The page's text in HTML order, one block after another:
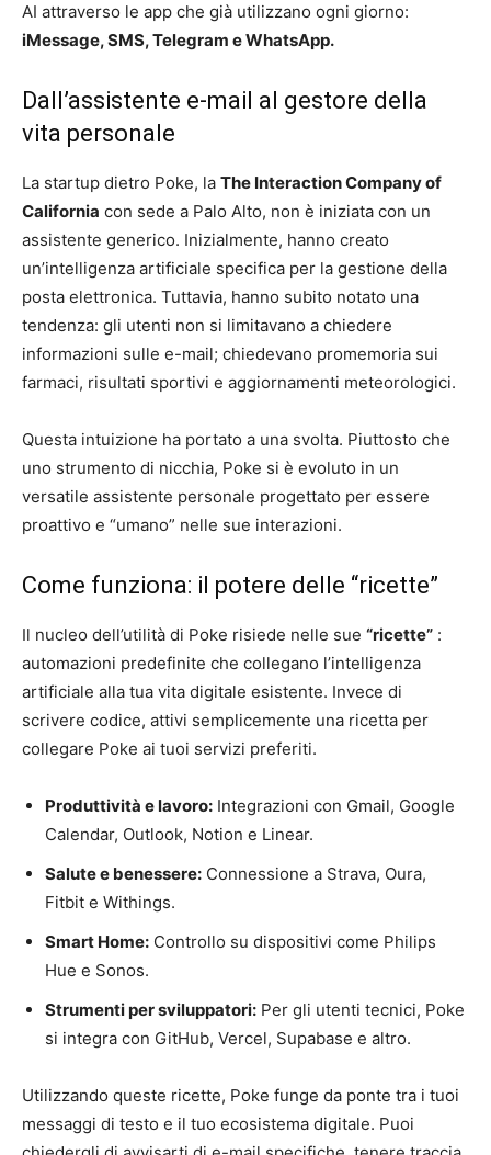
AI attraverso le app che già utilizzano ogni giorno:
iMessage, SMS, Telegram e WhatsApp.
Dall’assistente e-mail al gestore della
vita personale
La startup dietro Poke, la The Interaction Company of
California con sede a Palo Alto, non è iniziata con un
assistente generico. Inizialmente, hanno creato
un’intelligenza artificiale specifica per la gestione della
posta elettronica. Tuttavia, hanno subito notato una
tendenza: gli utenti non si limitavano a chiedere
informazioni sulle e-mail; chiedevano promemoria sui
farmaci, risultati sportivi e aggiornamenti meteorologici.
Questa intuizione ha portato a una svolta. Piuttosto che
uno strumento di nicchia, Poke si è evoluto in un
versatile assistente personale progettato per essere
proattivo e “umano” nelle sue interazioni.
Come funziona: il potere delle “ricette”
Il nucleo dell’utilità di Poke risiede nelle sue “ricette” :
automazioni predefinite che collegano l’intelligenza
artificiale alla tua vita digitale esistente. Invece di
scrivere codice, attivi semplicemente una ricetta per
collegare Poke ai tuoi servizi preferiti.
Produttività e lavoro: Integrazioni con Gmail, Google
Calendar, Outlook, Notion e Linear.
Salute e benessere: Connessione a Strava, Oura,
Fitbit e Withings.
Smart Home: Controllo su dispositivi come Philips
Hue e Sonos.
Strumenti per sviluppatori: Per gli utenti tecnici, Poke
si integra con GitHub, Vercel, Supabase e altro.
Utilizzando queste ricette, Poke funge da ponte tra i tuoi
messaggi di testo e il tuo ecosistema digitale. Puoi